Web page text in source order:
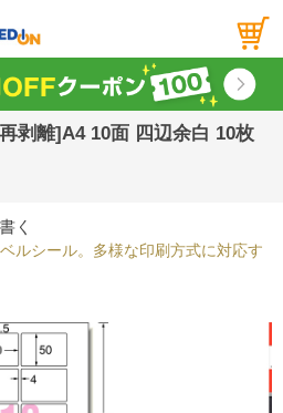
剥離]A4 10面 四辺余白 10枚
く
ルシール。多様な印刷方式に対応す